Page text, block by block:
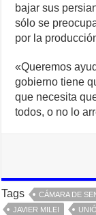
bajar sus
sólo se
por la
«Queremos
gobierno tiene
que necesita
todos, o no lo
Tags CÁMARA DE
JAVIER MILEI